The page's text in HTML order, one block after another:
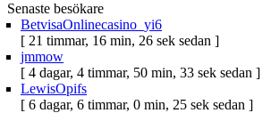
Senaste besökare
BetvisaOnlinecasino_yi6
[ 21 timmar, 16 min, 26 sek sedan ]
jmmow
[ 4 dagar, 4 timmar, 50 min, 33 sek sedan ]
LewisOpifs
[ 6 dagar, 6 timmar, 0 min, 25 sek sedan ]